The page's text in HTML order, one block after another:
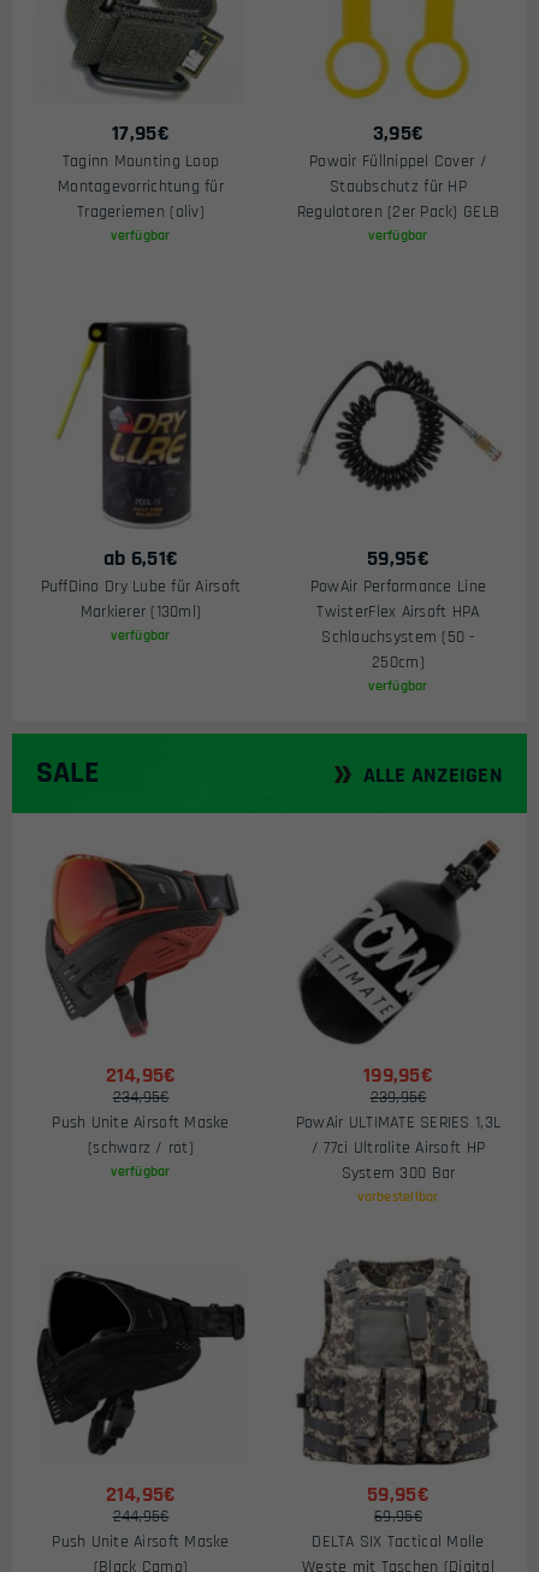
17,95€
Taginn Mounting Loop
Montagevorrichtung für
Trageriemen (oliv)
verfügbar
3,95€
Powair Füllnippel Cover /
Staubschutz für HP
Regulatoren (2er Pack) GELB
verfügbar
ab 6,51€
PuffDino Dry Lube für Airsoft
Markierer (130ml)
verfügbar
59,95€
PowAir Performance Line
TwisterFlex Airsoft HPA
Schlauchsystem (50 -
250cm)
verfügbar
SALE ALLE ANZEIGEN
214,95€
234,95€
Push Unite Airsoft Maske
(schwarz / rot)
verfügbar
199,95€
239,95€
PowAir ULTIMATE SERIES 1,3L
/ 77ci Ultralite Airsoft HP
System 300 Bar
vorbestellbar
214,95€
244,95€
Push Unite Airsoft Maske
(Black Camo)
59,95€
69,95€
DELTA SIX Tactical Molle
Weste mit Taschen (Digital